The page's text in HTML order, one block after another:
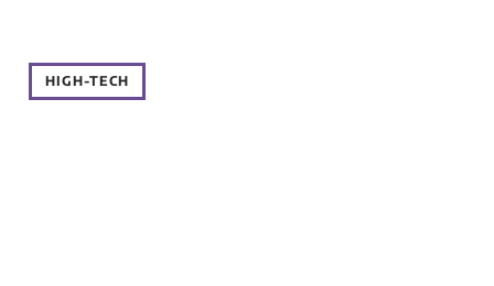
HIGH-TECH